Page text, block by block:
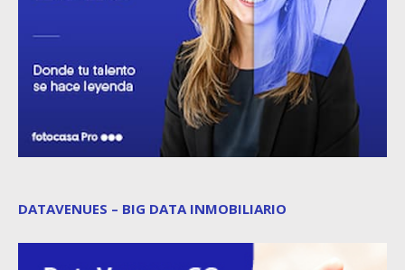
DATAVENUES – BIG DATA INMOBILIARIO